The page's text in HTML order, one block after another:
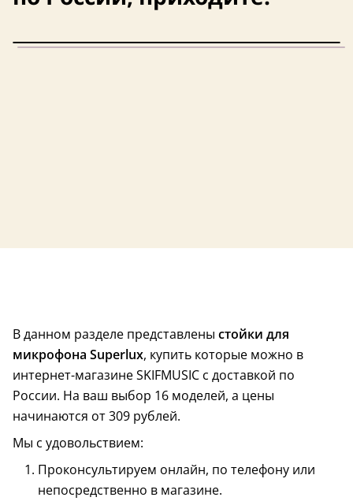
Тайвань
В данном разделе представлены стойки для
микрофона Superlux, купить которые можно в
интернет-магазине SKIFMUSIC с доставкой по
России. На ваш выбор 16 моделей, а цены
начинаются от 309 рублей.
Мы с удовольствием:
Проконсультируем онлайн, по телефону или
непосредственно в магазине.